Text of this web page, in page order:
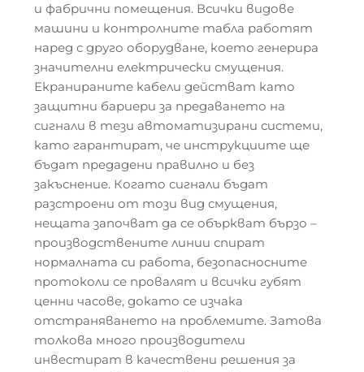
и фабрични помещения. Всички видове
машини и контролните табла работят
наред с друго оборудване, което генерира
значителни електрически смущения.
Екранираните кабели действат като
защитни бариери за предаването на
сигнали в тези автоматизирани системи,
като гарантират, че инструкциите ще
бъдат предадени правилно и без
закъснение. Когато сигнали бъдат
разстроени от този вид смущения,
нещата започват да се объркват бързо –
производствените линии спират
нормалната си работа, безопасносните
протоколи се провалят и всички губят
ценни часове, докато се изчака
отстраняването на проблемите. Затова
толкова много производители
инвестират в качествени решения за